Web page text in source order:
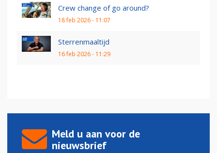
Crew change of go around?
18 feb 2026 - 11:07
Sterrenmaaltijd
16 feb 2026 - 11:29
Meld u aan voor de
nieuwsbrief